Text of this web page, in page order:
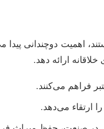
اهمیت دوچندانی
ارائه دهد.
فراهم می‌کنند.
ارتقاء می‌دهد.